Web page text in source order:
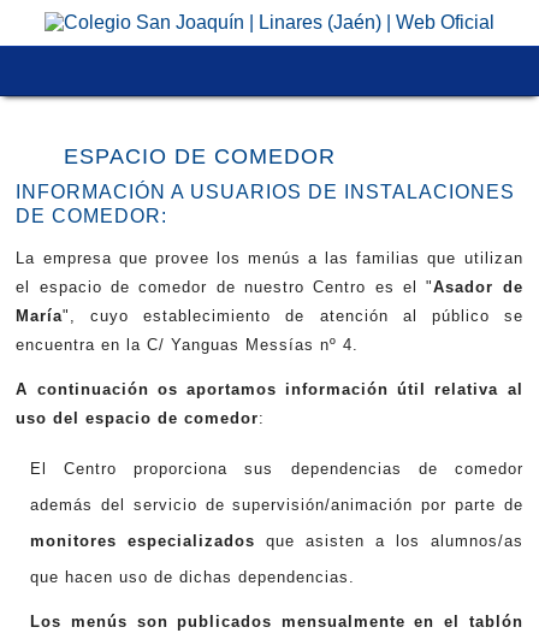
#LAOTRACONCERTADA
PRINCIPIOS
POLÍTICA DE CALIDAD
POLÍTICA MEDIOAMBIENTAL
CARÁCTER PROPIO
PRIMARIA
SECUNDARIA
DIRECCIÓN ACADÉMICA
CONSEJO RECTOR
PERSONAL NO DOCENTE
INNOVACIÓN EDUCATIVA
ENGLISH PROJECT
ACTIVIDADES EXTRAESCOLARES
ALGORITHMICS
ESPACIO DE COMEDOR
CSJ-ORIENTA
INSTALACIONES
AULA DE APOYO A LA INTEGRACIÓN
SOLICITUD DE PLAZA
MATRÍCULA
EDUCACIÓN EMOCIONAL
CSJ-ORIENTA
DOCUMENTOS
CALENDARIO
PASEN/IPASEN
AMPA
RESERVA MATERIAL Y UNIFORME ESCOLAR
LIBROS ETAPA INFANTIL
ESPACIO DE COMEDOR
INFORMACIÓN A USUARIOS DE INSTALACIONES
DE COMEDOR:
La empresa que provee los menús a las familias que utilizan
el espacio de comedor de nuestro Centro es el "Asador de
María", cuyo establecimiento de atención al público se
encuentra en la C/ Yanguas Messías nº 4.
A continuación os aportamos información útil relativa al
uso del espacio de comedor:
El Centro proporciona sus dependencias de comedor
además del servicio de supervisión/animación por parte de
monitores especializados que asisten a los alumnos/as
que hacen uso de dichas dependencias.
Los menús son publicados mensualmente en el tablón